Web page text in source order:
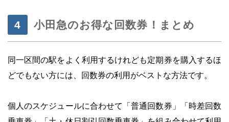
小田急のお得な回数券！まとめ
同一区間の駅をよく利用するけれども定期券を購入するほ
どでもない方には、回数券の利用がベストな方法です。
個人のスケジュールに合わせて「普通回数券」「時差回数